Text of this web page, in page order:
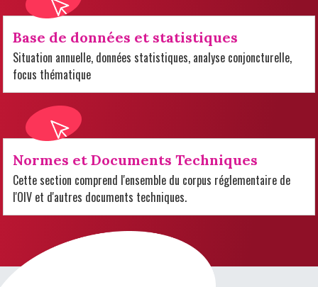
Base de données et statistiques
Situation annuelle, données statistiques, analyse conjoncturelle,
focus thématique
Normes et Documents Techniques
Cette section comprend l'ensemble du corpus réglementaire de
l'OIV et d'autres documents techniques.